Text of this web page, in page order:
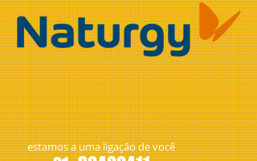
estamos a uma ligação de você